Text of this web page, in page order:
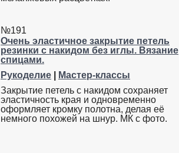
№191
Очень эластичное закрытие петель
резинки с накидом без иглы. Вязание
спицами.
Рукоделие
Мастер-классы
Закрытие петель с накидом сохраняет
эластичность края и одновременно
оформляет кромку полотна, делая её
немного похожей на шнур. МК с фото.